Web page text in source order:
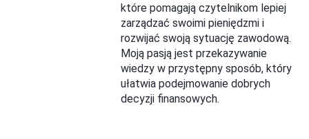
które pomagają czytelnikom lepiej
zarządzać swoimi pieniędzmi i
rozwijać swoją sytuację zawodową.
Moją pasją jest przekazywanie
wiedzy w przystępny sposób, który
ułatwia podejmowanie dobrych
decyzji finansowych.